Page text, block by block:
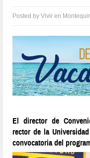
Posted byVivir en
El director de
rector de la
convocatoria del